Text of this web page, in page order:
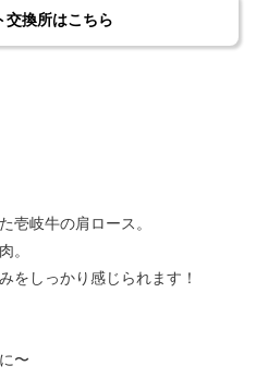
交換所はこちら
壱岐牛の肩ロース。
。
をしっかり感じられます！
〜